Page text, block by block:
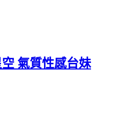
氣質性感台妹